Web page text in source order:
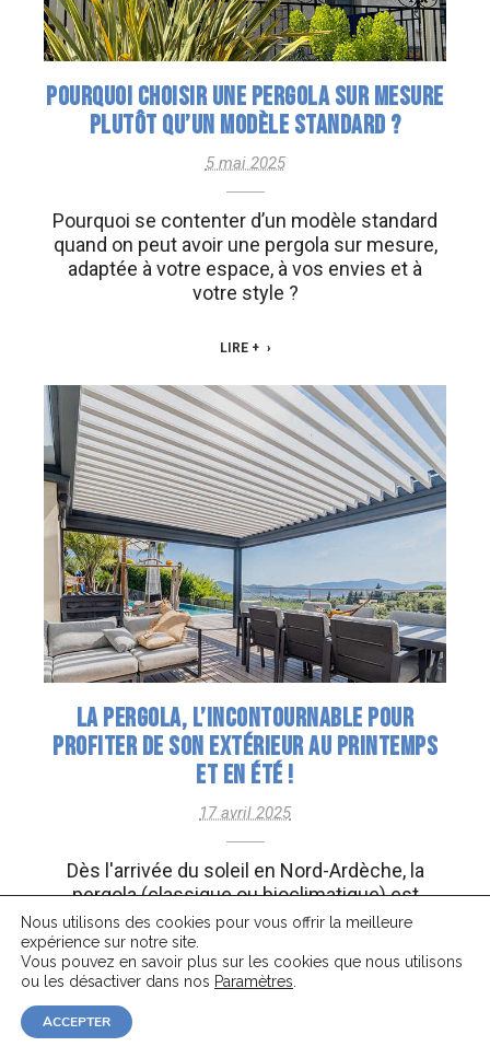
POURQUOI CHOISIR UNE PERGOLA SUR MESURE
PLUTÔT QU’UN MODÈLE STANDARD ?
5 mai 2025
Pourquoi se contenter d’un modèle standard
quand on peut avoir une pergola sur mesure,
adaptée à votre espace, à vos envies et à
votre style ?
LIRE +
LA PERGOLA, L’INCONTOURNABLE POUR
PROFITER DE SON EXTÉRIEUR AU PRINTEMPS
ET EN ÉTÉ !
17 avril 2025
Dès l'arrivée du soleil en Nord-Ardèche, la
pergola (classique ou bioclimatique) est
l'atout parfait pour votre extérieur. Demandez
Nous utilisons des cookies pour vous offrir la meilleure
expérience sur notre site.
Vous pouvez en savoir plus sur les cookies que nous utilisons
ou les désactiver dans nos Paramètres
ACCEPTER